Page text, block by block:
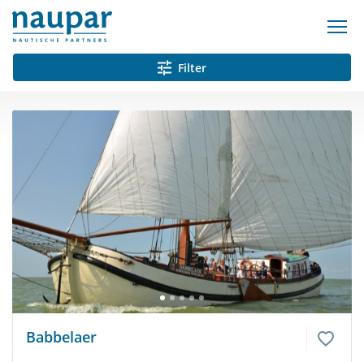
Filter
Babbelaer